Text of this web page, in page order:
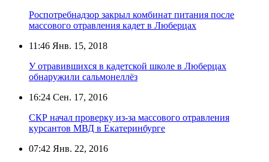
Роспотребнадзор закрыл комбинат питания после
массового отравления кадет в Люберцах
11:46 Янв. 15, 2018
У отравившихся в кадетской школе в Люберцах
обнаружили сальмонеллёз
16:24 Сен. 17, 2016
СКР начал проверку из-за массового отравления
курсантов МВД в Екатеринбурге
07:42 Янв. 22, 2016